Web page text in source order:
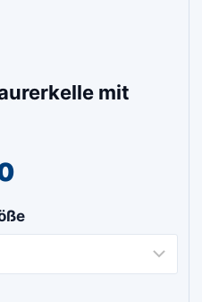
mit
Preisspanne:
€ 6.00